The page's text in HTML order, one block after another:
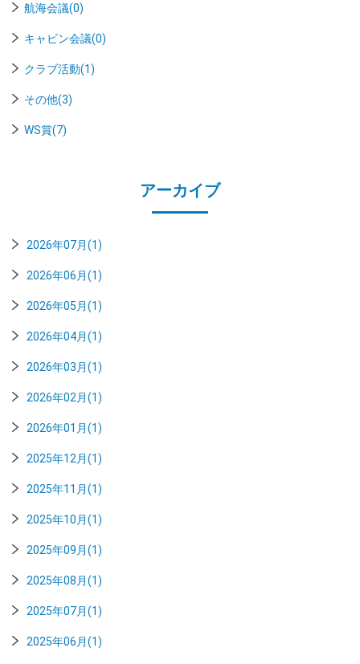
航海会議(0)
キャビン会議(0)
クラブ活動(1)
その他(3)
WS賞(7)
アーカイブ
2026年07月(1)
2026年06月(1)
2026年05月(1)
2026年04月(1)
2026年03月(1)
2026年02月(1)
2026年01月(1)
2025年12月(1)
2025年11月(1)
2025年10月(1)
2025年09月(1)
2025年08月(1)
2025年07月(1)
2025年06月(1)